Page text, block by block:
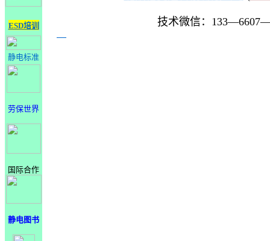
ESD培训
静电标准
劳保世界
国际合作
静电图书
技术微信：